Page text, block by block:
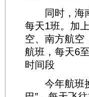
同时，海南
每天1班。加
空、南方航空
航班，每天6
时间段
今年航班换